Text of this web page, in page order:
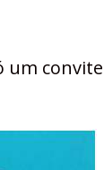
um